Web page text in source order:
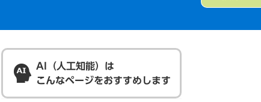
AI（人工知能）は
こんなページをおすすめします